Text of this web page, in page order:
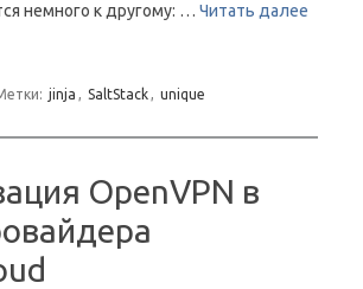
немного к другому: … Читать далее
jinja , SaltStack, unique
OpenVPN в